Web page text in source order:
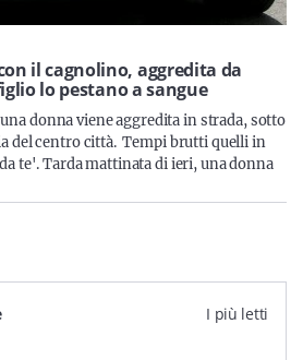
il cagnolino, aggredita da
lo pestano a sangue
donna viene aggredita in strada, sotto
del centro città. Tempi brutti quelli in
te'. Tarda mattinata di ieri, una donna
I più letti